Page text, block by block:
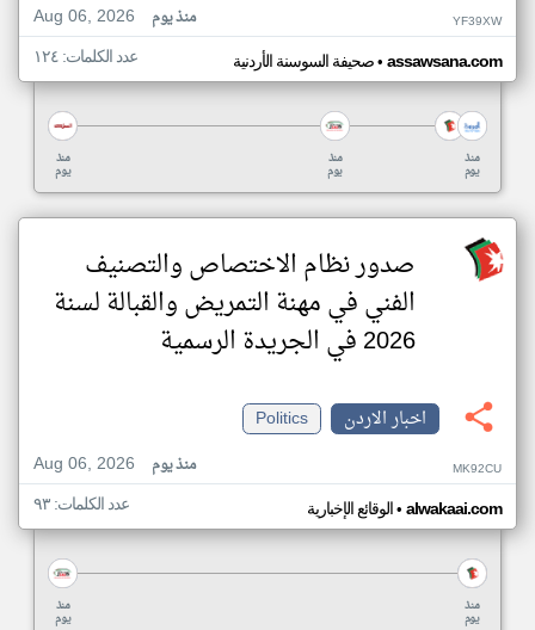
Aug 06, 2026
منذ يوم YF39XW
صحيفة السوسنة الأردنية• assawsana.com عدد الكلمات: ١٢٤
منذ
يوم
منذ
يوم
منذ
يوم
صدور نظام الاختصاص والتصنيف
الفني في مهنة التمريض والقبالة لسنة
2026 في الجريدة الرسمية
اخبار الاردن
Politics
Aug 06, 2026
منذ يوم MK92CU
الوقائع الإخبارية• alwakaai.com عدد الكلمات: ٩٣
منذ
يوم
منذ
يوم